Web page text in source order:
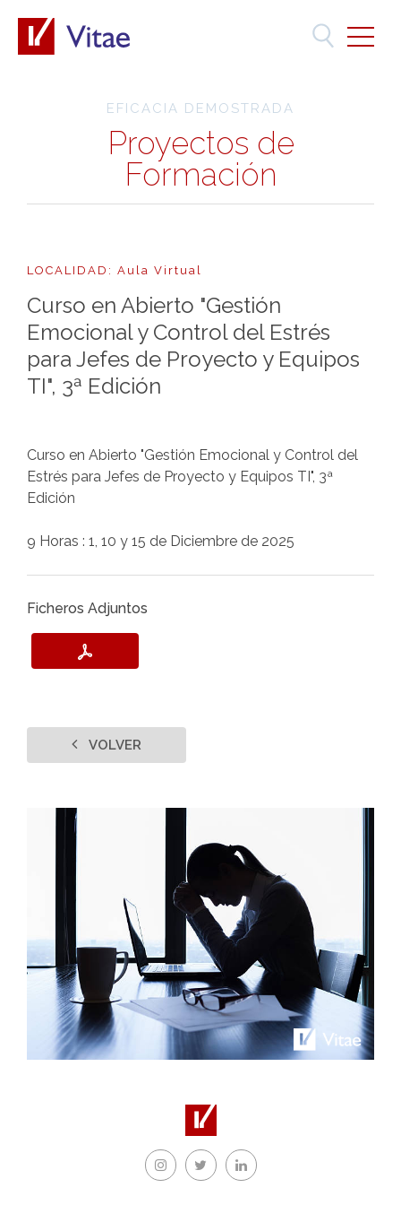
EFICACIA DEMOSTRADA
Proyectos de
Formación
LOCALIDAD: Aula Virtual
Curso en Abierto "Gestión
Emocional y Control del Estrés
para Jefes de Proyecto y Equipos
TI", 3ª Edición
Curso en Abierto "Gestión Emocional y Control del
Estrés para Jefes de Proyecto y Equipos TI", 3ª
Edición
9 Horas : 1, 10 y 15 de Diciembre de 2025
Ficheros Adjuntos
VOLVER